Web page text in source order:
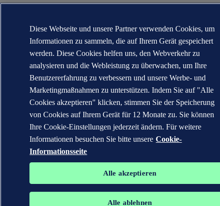
Diese Webseite und unsere Partner verwenden Cookies, um
Informationen zu sammeln, die auf Ihrem Gerät gespeichert
werden. Diese Cookies helfen uns, den Webverkehr zu
analysieren und die Webleistung zu überwachen, um Ihre
Benutzererfahrung zu verbessern und unsere Werbe- und
Marketingmaßnahmen zu unterstützen. Indem Sie auf "Alle
Cookies akzeptieren" klicken, stimmen Sie der Speicherung
von Cookies auf Ihrem Gerät für 12 Monate zu. Sie können
Ihre Cookie-Einstellungen jederzeit ändern. Für weitere
Informationen besuchen Sie bitte unsere Cookie-
Informationsseite
Alle akzeptieren
Alle ablehnen